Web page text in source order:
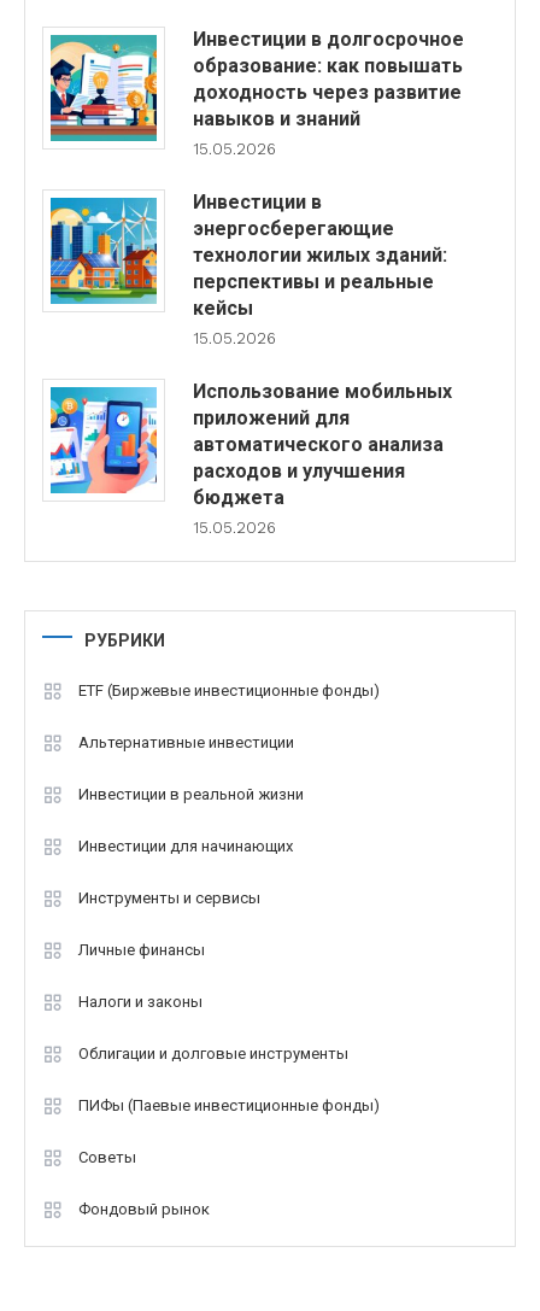
Инвестиции в долгосрочное
образование: как повышать
доходность через развитие
навыков и знаний
15.05.2026
Инвестиции в
энергосберегающие
технологии жилых зданий:
перспективы и реальные
кейсы
15.05.2026
Использование мобильных
приложений для
автоматического анализа
расходов и улучшения
бюджета
15.05.2026
РУБРИКИ
ETF (Биржевые инвестиционные фонды)
Альтернативные инвестиции
Инвестиции в реальной жизни
Инвестиции для начинающих
Инструменты и сервисы
Личные финансы
Налоги и законы
Облигации и долговые инструменты
ПИФы (Паевые инвестиционные фонды)
Советы
Фондовый рынок